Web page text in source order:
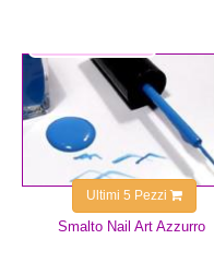
Smalto Nail Art Azzurro
Ultimi 5 Pezzi